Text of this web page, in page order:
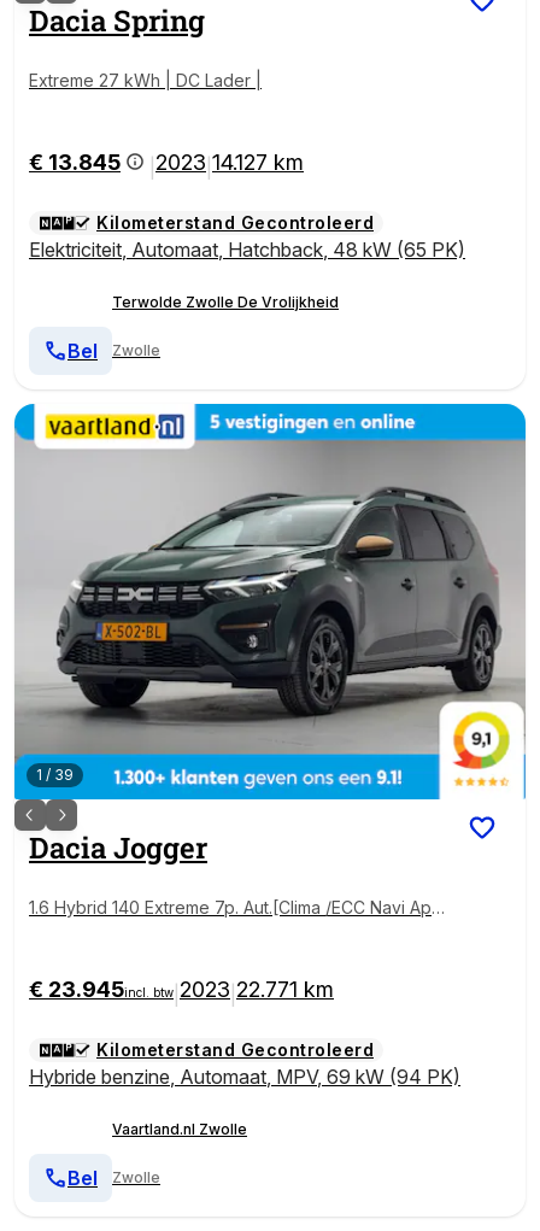
Dacia Spring
Extreme 27 kWh | DC Lader |
€ 13.845 2023 14.127 km
Kilometerstand Gecontroleerd
Elektriciteit, Automaat, Hatchback, 48 kW (65 PK)
Terwolde Zwolle De Vrolijkheid
Zwolle
Bel
1 / 39
DaciaJogger
1.6 Hybrid 140 Extreme 7p. Aut.[Clima /ECC Navi Appl
€ 23.945incl. btw 2023 22.771 km
Kilometerstand Gecontroleerd
Hybride benzine, Automaat, MPV, 69 kW (94 PK)
Vaartland.nl Zwolle
Zwolle
Bel